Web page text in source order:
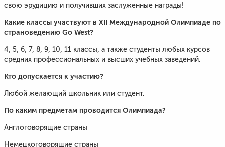
свою эрудицию и получивших заслуженные награды!
Какие классы участвуют в XII Международной Олимпиаде по
страноведению Go West?
4, 5, 6, 7, 8, 9, 10, 11 классы, а также студенты любых курсов
средних профессиональных и высших учебных заведений.
Кто допускается к участию?
Любой желающий школьник или студент.
По каким предметам проводится Олимпиада?
Англоговорящие страны
Немецкоговорящие страны